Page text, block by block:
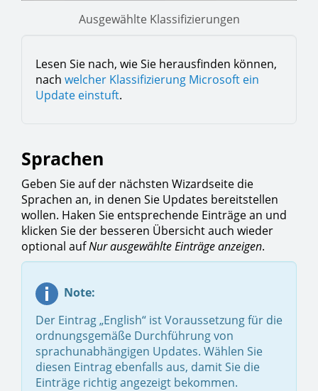
Ausgewählte Klassifizierungen
Lesen Sie nach, wie Sie herausfinden können,
nach welcher Klassifizierung Microsoft ein
Update einstuft.
Sprachen
Geben Sie auf der nächsten Wizardseite die
Sprachen an, in denen Sie Updates bereitstellen
wollen. Haken Sie entsprechende Einträge an und
klicken Sie der besseren Übersicht auch wieder
optional aufNur ausgewählte Einträge anzeigen.
Note:
Der Eintrag „English“ ist Voraussetzung für die
ordnungsgemäße Durchführung von
sprachunabhängigen Updates. Wählen Sie
diesen Eintrag ebenfalls aus, damit Sie die
Einträge richtig angezeigt bekommen.